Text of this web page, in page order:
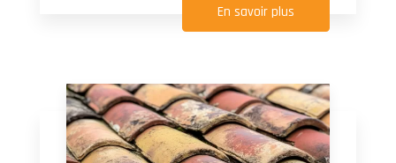
En savoir plus